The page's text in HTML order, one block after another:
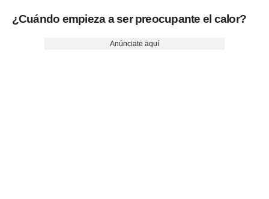
¿Cuándo empieza a ser preocupante el calor?
Anúnciate aquí